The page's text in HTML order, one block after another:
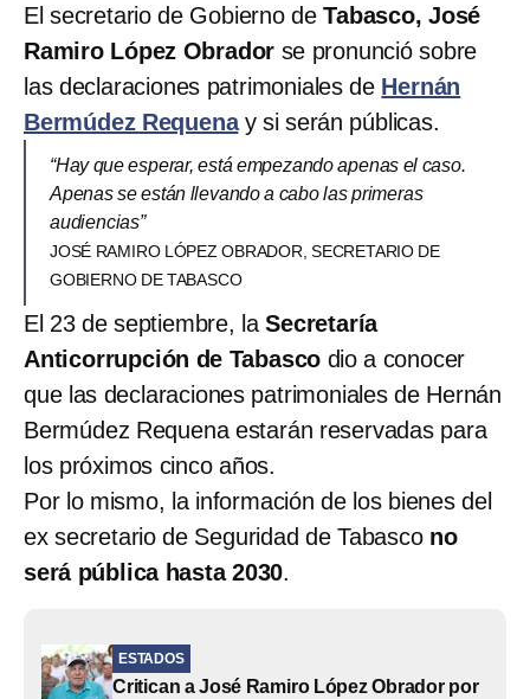
El secretario de Gobierno deTabasco, José
Ramiro López Obrador se pronunció sobre
las declaraciones patrimoniales de Hernán
Bermúdez Requenay si serán públicas.
“Hay que esperar, está empezando apenas el caso.
Apenas se están llevando a cabo las primeras
audiencias”
JOSÉ RAMIRO LÓPEZ OBRADOR, SECRETARIO DE
GOBIERNO DE TABASCO
El 23 de septiembre, laSecretaría
Anticorrupción de Tabasco dio a conocer
que las declaraciones patrimoniales de Hernán
Bermúdez Requena estarán reservadas para
los próximos cinco años.
Por lo mismo, la información de los bienes del
ex secretario de Seguridad de Tabasco no
será pública hasta 2030.
ESTADOS
Critican a José Ramiro López Obrador por